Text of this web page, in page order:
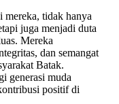
mereka, tidak hanya
juga menjadi duta
Mereka
dan semangat
Batak.
generasi muda
positif di